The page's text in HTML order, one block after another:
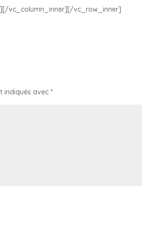
vc_column_inner][/vc_row_inner]
indiqués avec *